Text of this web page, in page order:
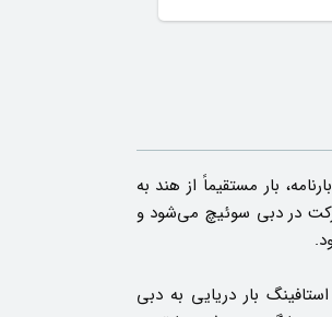
بار مستقیماً از هند به
در دبی سوئیچ می‌شود و
بار دریایی به دبی